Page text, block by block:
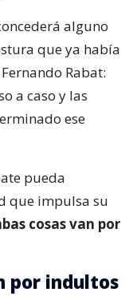
alguno
que ya había
Rabat:
a caso y las
ese
pueda
que impulsa su
cosas van por
por indultos